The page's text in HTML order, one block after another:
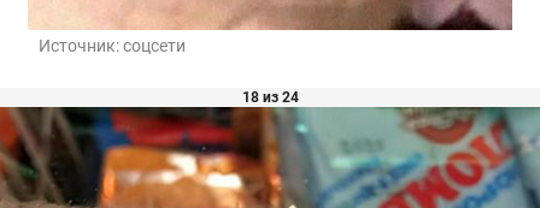
Источник:соцсети
18 из 24